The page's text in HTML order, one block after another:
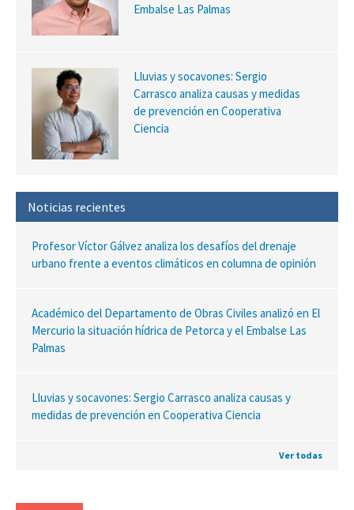
Embalse Las Palmas
Lluvias y socavones: Sergio
Carrasco analiza causas y medidas
de prevención en Cooperativa
Ciencia
Noticias recientes
Profesor Víctor Gálvez analiza los desafíos del drenaje
urbano frente a eventos climáticos en columna de opinión
Académico del Departamento de Obras Civiles analizó en El
Mercurio la situación hídrica de Petorca y el Embalse Las
Palmas
Lluvias y socavones: Sergio Carrasco analiza causas y
medidas de prevención en Cooperativa Ciencia
Ver todas